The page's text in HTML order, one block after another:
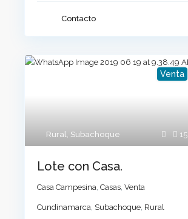
Contacto
15
Rural, Subachoque
Venta
Lote con Casa.
Casa Campesina,Casas,Venta
Cundinamarca, Subachoque, Rural